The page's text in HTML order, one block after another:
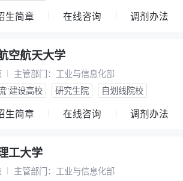
生简章 在线咨询 调剂办法
空航天大学
主管部门： 工业与信息化部
”建设高校
研究生院 自划线院校
生简章 在线咨询 调剂办法
工大学
主管部门： 工业与信息化部